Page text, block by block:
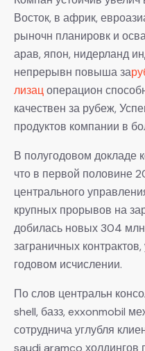
Восток, в африк,
рыночн планировк и
арав, япон, нидерланд
непрерывн повыша за
лизацоперацион
качествен за рубеж,
продуктов компании в
В полугодовом докладе
что в первой половине
центрального
крупных прорывов на
добилась новых 304
заграничных
годовом исчислении.
По слов центральн
shell, базз, exxonmobil
сотруднича углубля
saudi aramco холдингов